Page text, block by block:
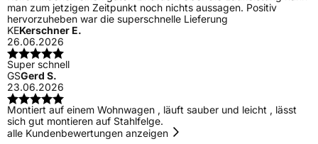
man zum jetzigen Zeitpunkt noch nichts aussagen. Positiv
hervorzuheben war die superschnelle Lieferung
KEKerschner E.
26.06.2026
Super schnell
GSGerd S.
23.06.2026
Montiert auf einem Wohnwagen , läuft sauber und leicht , lässt
sich gut montieren auf Stahlfelge.
alle Kundenbewertungen anzeigen